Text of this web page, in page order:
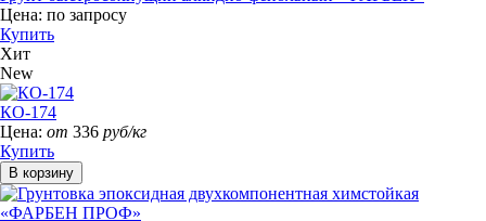
Цена: по запросу
Купить
Хит
New
КО-174
Цена: от 336 руб/кг
Купить